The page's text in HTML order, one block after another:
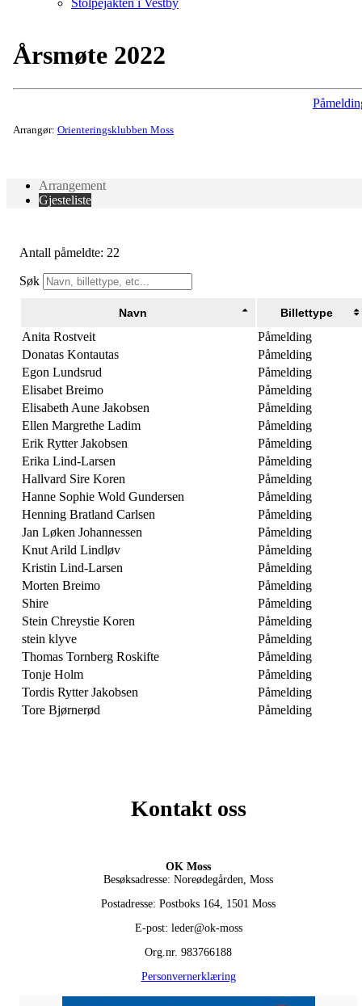
Stolpejakten i Vestby
Årsmøte 2022
Arrangør: Orienteringsklubben Moss
Arrangement
Gjesteliste
Antall påmeldte: 22
Søk
Navn Billettype
Anita Rostveit
Påmelding
Donatas Kontautas
Påmelding
Egon Lundsrud
Påmelding
Elisabet Breimo
Påmelding
Elisabeth Aune Jakobsen
Påmelding
Ellen Margrethe Ladim
Påmelding
Erik Rytter Jakobsen
Påmelding
Erika Lind-Larsen
Påmelding
Hallvard Sire Koren
Påmelding
Hanne Sophie Wold Gundersen
Påmelding
Henning Bratland Carlsen
Påmelding
Jan Løken Johannessen
Påmelding
Knut Arild Lindløv
Påmelding
Kristin Lind-Larsen
Påmelding
Morten Breimo
Påmelding
Shire
Påmelding
Stein Chreystie Koren
Påmelding
stein klyve
Påmelding
Thomas Tornberg Roskifte
Påmelding
Tonje Holm
Påmelding
Tordis Rytter Jakobsen
Påmelding
Tore Bjørnerød
Påmelding
Kontakt oss
OK Moss
Besøksadresse: Noreødegården, Moss
Postadresse: Postboks 164, 1501 Moss
E-post: leder@ok-moss
Org.nr. 983766188
Personvernerklæring